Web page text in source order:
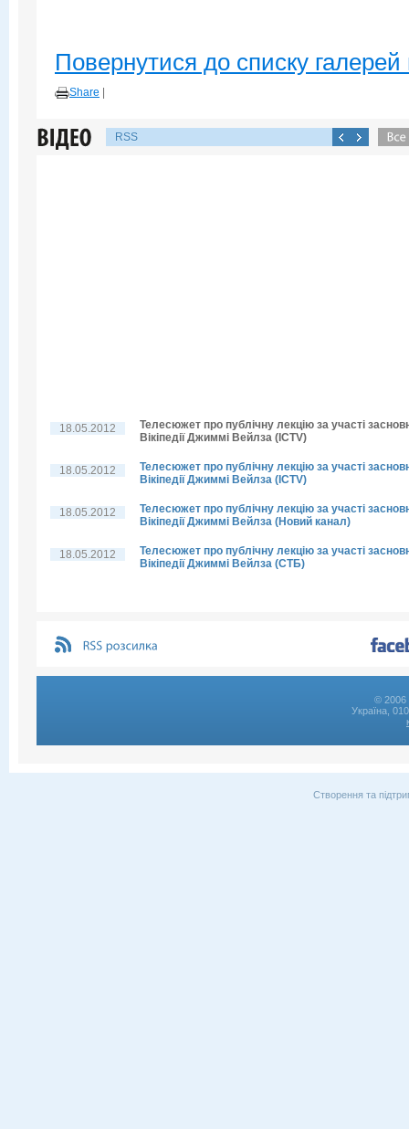
Повернутися до списку галерей
Share
RSS
18.05.2012
Телесюжет про публічну лекцію за участі
Вікіпедії Джиммі Вейлза (ICTV)
18.05.2012
Телесюжет про публічну лекцію за участі
Вікіпедії Джиммі Вейлза (ICTV)
18.05.2012
Телесюжет про публічну лекцію за участі
Вікіпедії Джиммі Вейлза (Новий канал)
18.05.2012
Телесюжет про публічну лекцію за участі
Вікіпедії Джиммі Вейлза (СТБ)
© 2006
Україна,
Створення та